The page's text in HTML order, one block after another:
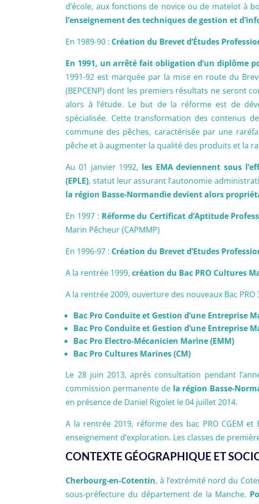
d’école, aux fonctions de novice ou de matelot à
l’enseignement des techniques de gestion et
En 1989-90 : Création du Brevet d’Études
En 1991, un arrêté fait obligation d’un diplôme
1991-92 est marquée par la mise en route du
(BEPCENP) dont les premiers résultats ne seront
alors à l’étude. Le but de la réforme est de
spécialisée. Cette transformation des contenus
commune des pêches, caractérisée par une
pêche et à augmenter la qualité des produits et la
Au 01 janvier 1992, les EMA deviennent sous
(EPLE), statut leur assurant l’autonomie
la région Basse-Normandie devient alors
En 1997 : Réforme du Certificat d’Aptitude
Marin Pêcheur (CAPMMP)
En 1996-97 : Création du Brevet d’Etudes
A la rentrée 1999,création du Bac PRO Cultures
A la rentrée 2009, ouverture des nouveaux Bac PRO
Bac Pro Conduite et Gestion d’une Entreprise
Bac Pro Conduite et Gestion d’une Entreprise
Bac Pro Electro-Mécanicien Marine (EMM)
Bac Pro Cultures Marines (CM)
Le 28 juin 2013, après consultation pendant
commission permanente de la région Basse-
en présence de Daniel Rigolet le 04 juillet 2014.
A la rentrée 2019, réforme des bac PRO CGEM
enseignement d’exploration. Les classes de
CONTEXTE GÉOGRAPHIQUE ET
Cherbourg-en-Cotentin, à l’extrémité nord du
sous-préfecture du département de la Manche.